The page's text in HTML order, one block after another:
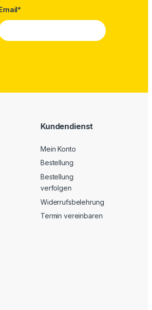
Kundendienst
Mein Konto
Bestellung
Bestellung
verfolgen
Widerrufsbelehrung
Termin vereinbaren